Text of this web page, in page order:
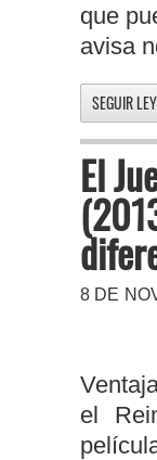
que
avisa
SEGUIR
El
8 DE
el